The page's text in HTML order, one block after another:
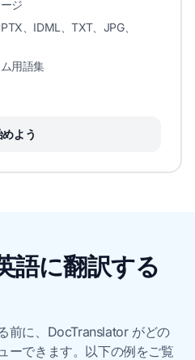
ジ
、IDML、TXT、JPG、
用語集
めよう
語に翻訳する
前に、DocTranslator がどの
ーできます。以下の例をご覧